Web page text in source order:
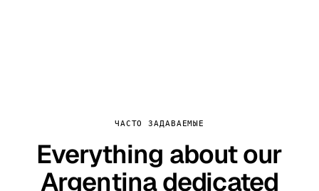
ЧАСТО ЗАДАВАЕМЫЕ
Everything about our
Argentina dedicated